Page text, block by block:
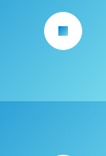
arrow_forward